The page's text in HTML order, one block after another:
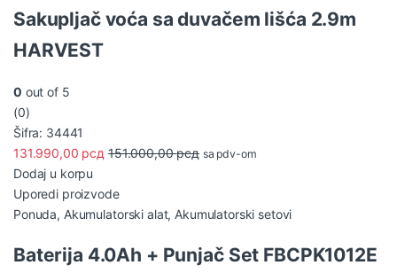
Sakupljač voća sa duvačem lišća 2.9m
HARVEST
0 out of 5
(0)
Šifra: 34441
131.990,00 рсд 151.000,00рсд sa pdv-om
Dodaj u korpu
Uporedi proizvode
Ponuda, Akumulatorski alat, Akumulatorski setovi
Baterija 4.0Ah + Punjač Set FBCPK1012E